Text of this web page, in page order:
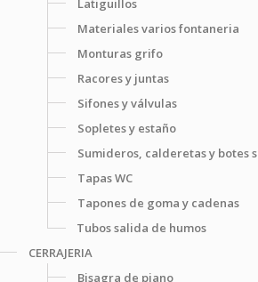
Materiales varios fontaneria
Monturas grifo
Racores y juntas
Sifones y válvulas
Sopletes y estaño
Sumideros, calderetas y botes
Tapas WC
Tapones de goma y cadenas
Tubos salida de humos
CERRAJERIA
Bisagra de piano